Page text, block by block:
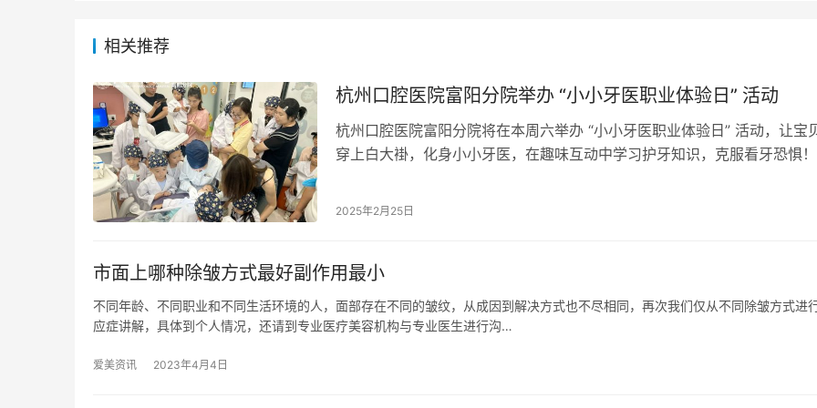
相关推荐
杭州口腔医院富阳分院举办 “小小牙医职业体验日” 活动
杭州口腔医院富阳分院将在本周六举办 “小小牙医职业体验日” 活动，让宝
穿上白大褂，化身小小牙医，在趣味互动中学习护牙知识，克服看牙恐惧
2025年2月25日
市面上哪种除皱方式最好副作用最小
不同年龄、不同职业和不同生活环境的人，面部存在不同的皱纹，从成因到解决方式也不尽相同，再次我们仅从不同除皱方式进
应症讲解，具体到个人情况，还请到专业医疗美容机构与专业医生进行沟…
爱美资讯 2023年4月4日